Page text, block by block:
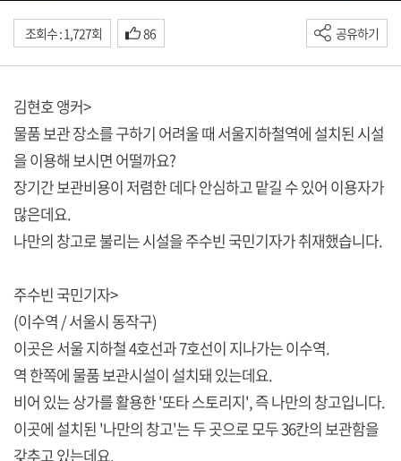
조회수 : 1,727회 86 공유하기
김현호 앵커>
물품 보관 장소를 구하기 어려울 때 서울지하철역에 설치된 시설
을 이용해 보시면 어떨까요?
장기간 보관비용이 저렴한 데다 안심하고 맡길 수 있어 이용자가
많은데요.
나만의 창고로 불리는 시설을 주수빈 국민기자가 취재했습니다.
주수빈 국민기자>
(이수역 / 서울시 동작구)
이곳은 서울 지하철 4호선과 7호선이 지나가는 이수역.
역 한쪽에 물품 보관시설이 설치돼 있는데요.
비어 있는 상가를 활용한 '또타 스토리지', 즉 나만의 창고입니다.
이곳에 설치된 '나만의 창고'는 두 곳으로 모두 36칸의 보관함을
갖추고 있는데요.